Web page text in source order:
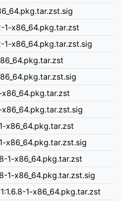
1-x86_64.pkg.tar.zst
1-x86_64.pkg.tar.zst.sig
x86_64.pkg.tar.zst
x86_64.pkg.tar.zst.sig
1-x86_64.pkg.tar.zst
1-x86_64.pkg.tar.zst.sig
1-x86_64.pkg.tar.zst